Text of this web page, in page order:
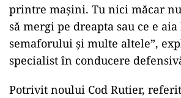
printre mașini. Tu nici măcar
să mergi pe dreapta sau ce e
semaforului și multe altele”,
specialist în conducere
Potrivit noului Cod Rutier,